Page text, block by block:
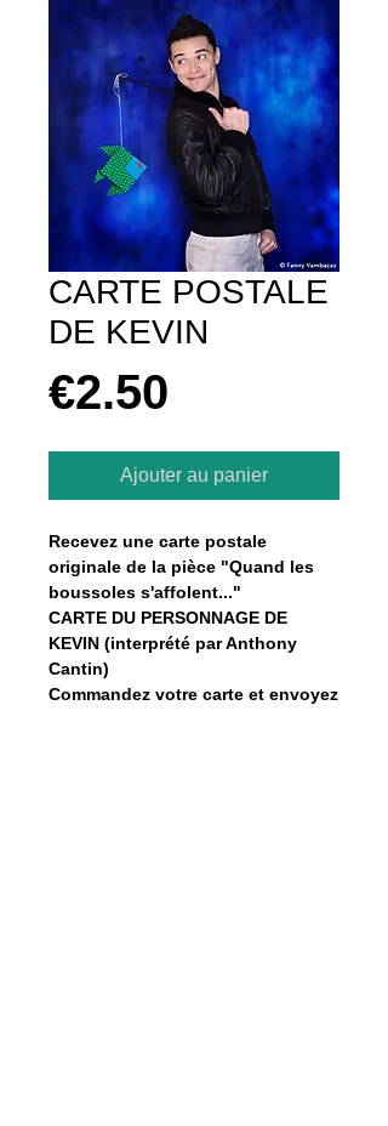
CARTE POSTALE
DE KEVIN
€2.50
Ajouter au panier
Recevez une carte postale
originale de la pièce "Quand les
boussoles s'affolent..."
CARTE DU PERSONNAGE DE
KEVIN (interprété par Anthony
Cantin)
Commandez votre carte et envoyez